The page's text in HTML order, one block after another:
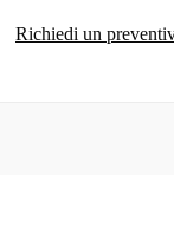
Richiedi un